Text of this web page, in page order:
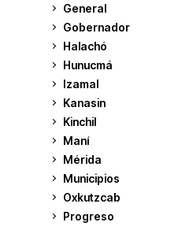
General
Gobernador
Halachó
Hunucmá
Izamal
Kanasin
Kinchil
Maní
Mérida
Municipios
Oxkutzcab
Progreso